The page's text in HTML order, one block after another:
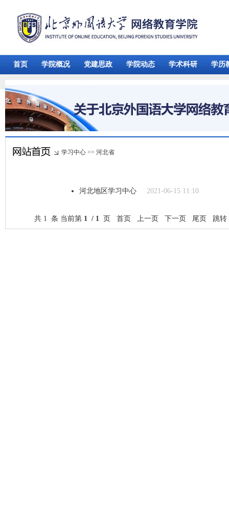
首页 学院概况 党建思政 学院动态 学术科研 学历
学习中心 >> 河北省
河北地区学习中心 2021-06-15 11:10
共 1 条 当前第 1 / 1 页 首页 上一页 下一页 尾页 跳转